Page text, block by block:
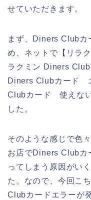
せていただきます。
まず、Diners Clubカ
め、ネットで【リラ
ラクミン Diners
Diners Clubカード
Clubカード 使えな
した。
そのような感じで色
お店でDiners Clubカ
ってしまう原因がい
た。なので、今回こ
Clubカードエラーが